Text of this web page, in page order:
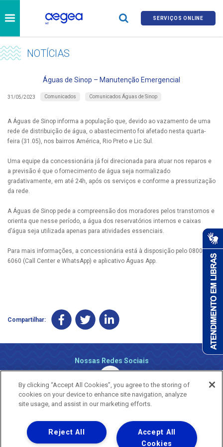
SERVIÇOS ONLINE
NOTÍCIAS
Águas de Sinop – Manutenção Emergencial
31/05/2023 Comunicados Comunicados Águas de Sinop
A Águas de Sinop informa a população que, devido ao vazamento de uma
rede de distribuição de água, o abastecimento foi afetado nesta quarta-
feira (31.05), nos bairros América, Rio Preto e Lic Sul.
Uma equipe da concessionária já foi direcionada para atuar nos reparos e
a previsão é que o fornecimento de água seja normalizado
gradativamente, em até 24h, após os serviços e conforme a pressurização
da rede.
A Águas de Sinop pede a compreensão dos moradores pelos transtornos e
orienta que nesse período, a água dos reservatórios internos e caixas
d’água seja utilizada apenas para atividades essenciais.
Para mais informações, a concessionária está à disposição pelo 0800 647
6060 (Call Center e WhatsApp) e aplicativo Águas App.
Compartilhar:
Nossas Redes Sociais
Uma empresa
Copyright ® 2026 - Todos os Direitos Reservados.
By clicking “Accept All Cookies”, you agree to the storing of
cookies on your device to enhance site navigation, analyze
site usage, and assist in our marketing efforts.
Accept All
Cookies
Reject All